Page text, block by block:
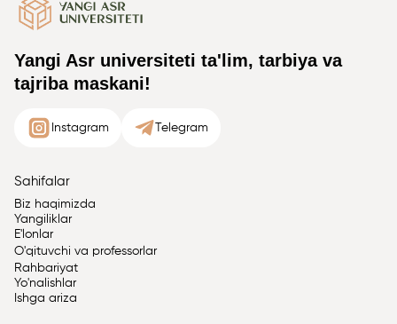
Yangi Asr universiteti ta'lim, tarbiya va
tajriba maskani!
Instagram Telegram
Sahifalar
Biz haqimizda
Yangiliklar
E'lonlar
O'qituvchi va professorlar
Rahbariyat
Yo'nalishlar
Ishga ariza